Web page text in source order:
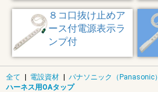
８コ口抜け止めア
ース付電源表示ラ
ンプ付
全て | 電設資材 | パナソニック（Panasonic）
ハーネス用OAタップ